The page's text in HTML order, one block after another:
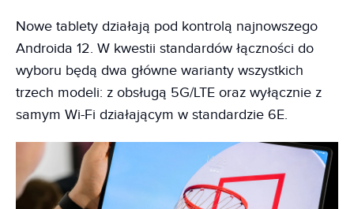
Nowe tablety działają pod kontrolą najnowszego
Androida 12. W kwestii standardów łączności do
wyboru będą dwa główne warianty wszystkich
trzech modeli: z obsługą 5G/LTE oraz wyłącznie z
samym Wi-Fi działającym w standardzie 6E.